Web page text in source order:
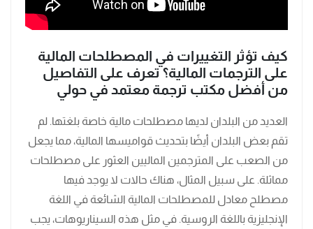
كيف تؤثر التغييرات في المصطلحات المالية
على الترجمات المالية؟ تعرف على التفاصيل
من أفضل مكتب ترجمة معتمد في حولي
العديد من البلدان لديها مصطلحات مالية خاصة بلغتها. لم
تقم بعض البلدان أيضًا بتحديث قواميسها المالية، مما يجعل
من الصعب على المترجمين الماليين العثور على مصطلحات
مماثلة. على سبيل المثال، هناك حالات لا يوجد فيها
مصطلح معادل للمصطلحات المالية الشائعة في اللغة
الإنجليزية باللغة الروسية. في مثل هذه السيناريوهات، يجب